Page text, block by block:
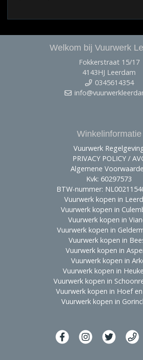
Welkom bij Vuurwerk
Fokkerstraat 15/17
4143HJ Leerdam
0345614354
Winkelinformatie
Vuurwerk
PRIVACY POLICY /
Algemene
Kvk: 60297573
BTW-nummer:
Vuurwerk kopen in
Vuurwerk kopen in
Vuurwerk kopen in
Vuurwerk kopen in
Vuurwerk kopen in
Vuurwerk kopen in
Vuurwerk kopen in
Vuurwerk kopen in
Vuurwerk kopen in
Vuurwerk kopen in Hoef
Vuurwerk kopen in